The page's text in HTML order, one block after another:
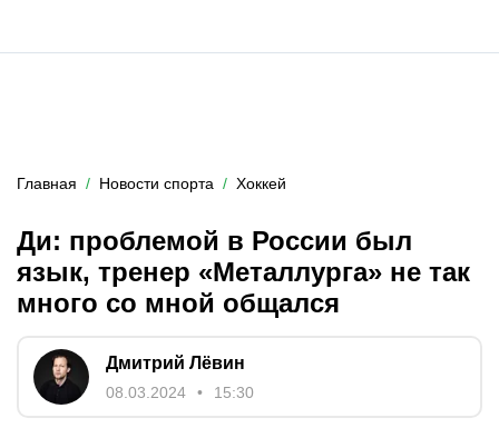
Главная Новости спорта Хоккей
Ди: проблемой в России был
язык, тренер «Металлурга» не так
много со мной общался
Дмитрий Лёвин
08.03.2024 15:30